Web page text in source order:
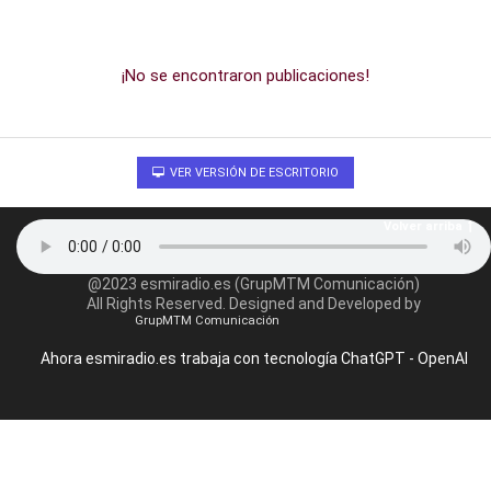
¡No se encontraron publicaciones!
VER VERSIÓN DE ESCRITORIO
@2023 esmiradio.es (GrupMTM Comunicación)
All Rights Reserved. Designed and Developed by
GrupMTM Comunicación
Ahora esmiradio.es trabaja con tecnología ChatGPT - OpenAI